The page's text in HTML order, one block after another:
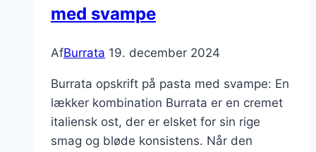
med svampe
AfBurrata 19. december 2024
Burrata opskrift på pasta med svampe: En
lækker kombination Burrata er en cremet
italiensk ost, der er elsket for sin rige
smag og bløde konsistens. Når den